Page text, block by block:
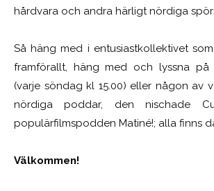
hårdvara och andra härligt nördiga
Så häng med i entusiastkollektivet
framförallt, häng med och lyssna på
(varje söndag kl 15.00) eller någon av
nördiga poddar, den nischade
populärfilmspodden Matiné!; alla finns
Välkommen!